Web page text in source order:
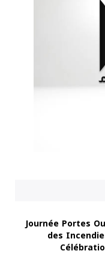
Journée Portes
des